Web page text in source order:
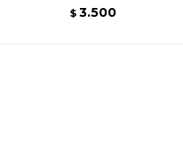
$ 3.500